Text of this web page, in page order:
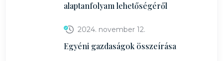
alaptanfolyam lehetőségéről
2024. november 12.
Egyéni gazdaságok összeírása